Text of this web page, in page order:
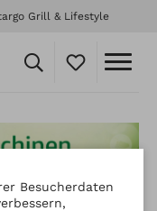
Grill & Lifestyle
Besucherdaten